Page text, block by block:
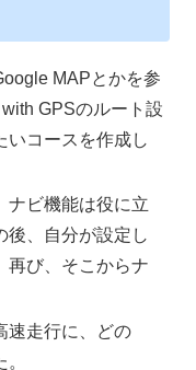
MAPとかを参
GPSのルート設
いコースを作成し
ナビ機能は役に立
後、自分が設定し
再び、そこからナ
速走行に、どの